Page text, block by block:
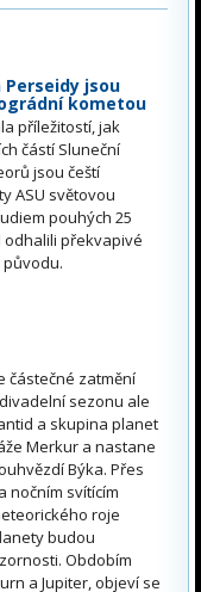
Perseidy jsou
kometou
příležitostí, jak
částí Sluneční
jsou čeští
ASU světovou
pouhých 25
překvapivé
částečné zatmění
sezonu ale
a skupina planet
Merkur a nastane
Býka. Přes
nočním svítícím
roje
budou
Obdobím
a Jupiter, objeví se